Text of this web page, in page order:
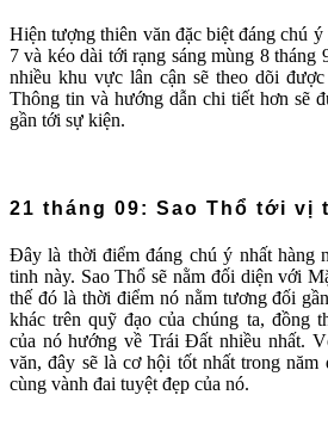
Hiện tượng thiên văn đặc biệt đáng chú
7 và kéo dài tới rạng sáng mùng 8 tháng
nhiều khu vực lân cận sẽ theo dõi
Thông tin và hướng dẫn chi tiết hơn sẽ
gần tới sự kiện.
21 tháng 09: Sao Thổ tới vị
Đây là thời điểm đáng chú ý nhất hàng
tinh này. Sao Thổ sẽ nằm đối diện với
thế đó là thời điểm nó nằm tương đối
khác trên quỹ đạo của chúng ta, đồng
của nó hướng về Trái Đất nhiều nhất.
văn, đây sẽ là cơ hội tốt nhất trong năm
cùng vành đai tuyệt đẹp của nó.